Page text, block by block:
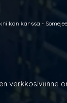
kanssa -
verkkosivunne